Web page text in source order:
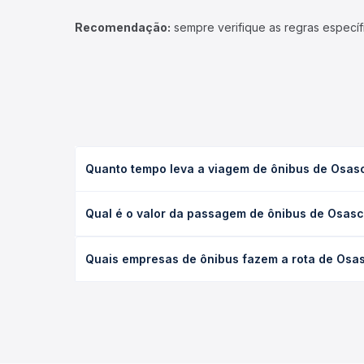
Recomendação: sempre verifique as regras
Quanto tempo leva a viagem de ônibus de
executivo ou leito) e as condições de tráfego. Na
Qual é o valor da passagem de ônibus de
poltrona e a antecedência da compra. Na Quero
Quais empresas de ônibus fazem a rota de